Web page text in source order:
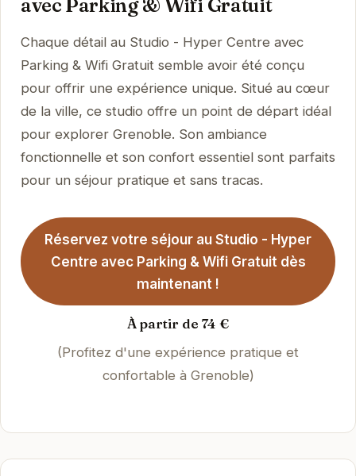
avec Parking & Wifi Gratuit
Chaque détail au Studio - Hyper Centre avec
Parking & Wifi Gratuit semble avoir été conçu
pour offrir une expérience unique. Situé au cœur
de la ville, ce studio offre un point de départ idéal
pour explorer Grenoble. Son ambiance
fonctionnelle et son confort essentiel sont parfaits
pour un séjour pratique et sans tracas.
Réservez votre séjour au Studio - Hyper
Centre avec Parking & Wifi Gratuit dès
maintenant !
À partir de 74 €
(Profitez d'une expérience pratique et
confortable à Grenoble)